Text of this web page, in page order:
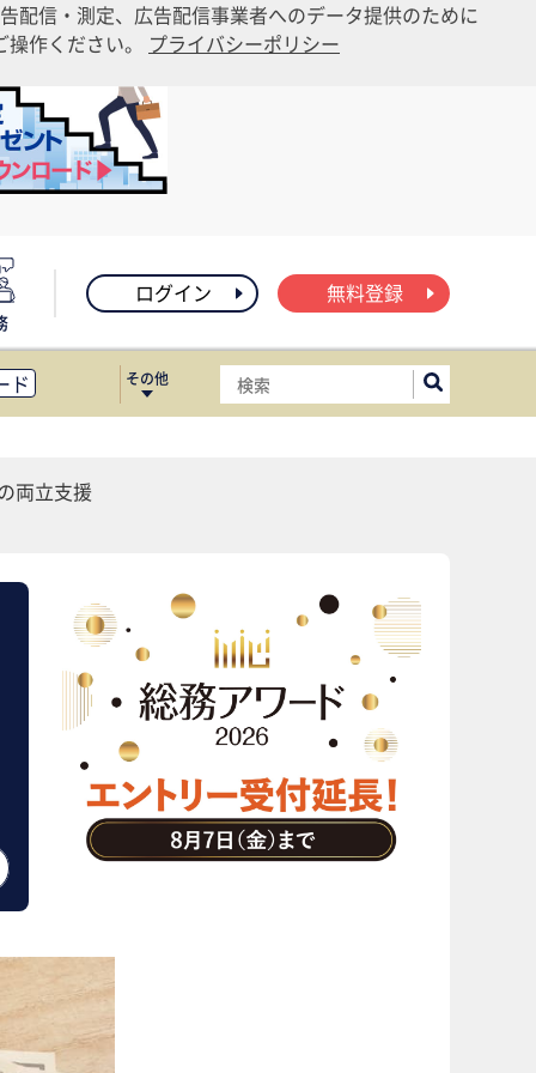
配信・測定、広告配信事業者へのデータ提供のために
作ください。 プライバシーポリシー
ログイン 無料登録
ド
ス移転
その他
両立支援